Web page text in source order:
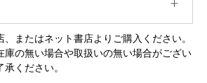
またはネット書店よりご購入ください。
の無い場合や取扱いの無い場合がござい
ください。